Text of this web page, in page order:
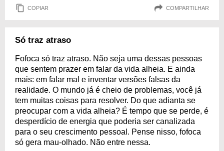
COPIAR COMPARTILHAR
Só traz atraso
Fofoca só traz atraso. Não seja uma dessas pessoas
que sentem prazer em falar da vida alheia. E ainda
mais: em falar mal e inventar versões falsas da
realidade. O mundo já é cheio de problemas, você já
tem muitas coisas para resolver. Do que adianta se
preocupar com a vida alheia? É tempo que se perde, é
desperdício de energia que poderia ser canalizada
para o seu crescimento pessoal. Pense nisso, fofoca
só gera mau-olhado. Não entre nessa.